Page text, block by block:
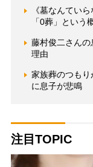
《墓なんてい
「0葬」という
藤村俊二さん
理由
家族葬のつも
に息子が悲鳴
注目TOPIC